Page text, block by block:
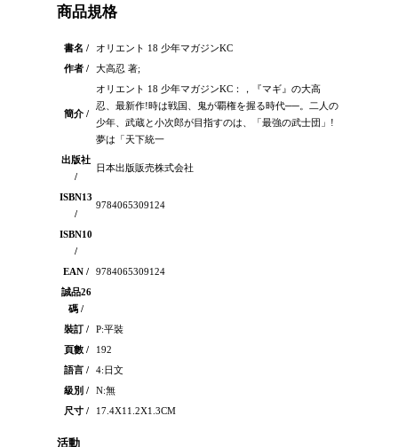
商品規格
書名 /
オリエント 18 少年マガジンKC
作者 /
大高忍 著;
簡介 /
オリエント 18 少年マガジンKC：，『マギ』の大高
忍、最新作!時は戦国、鬼が覇権を握る時代──。二人の
少年、武蔵と小次郎が目指すのは、「最強の武士団」!
夢は「天下統一
出版社
/
日本出版販売株式会社
ISBN13
/
9784065309124
ISBN10
/
EAN /
9784065309124
誠品26
碼 /
裝訂 /
P:平裝
頁數 /
192
語言 /
4:日文
級別 /
N:無
尺寸 /
17.4X11.2X1.3CM
活動